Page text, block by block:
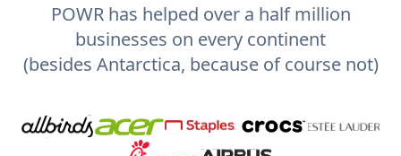
POWR has helped over a half million
businesses on every continent
(besides Antarctica, because of course not)